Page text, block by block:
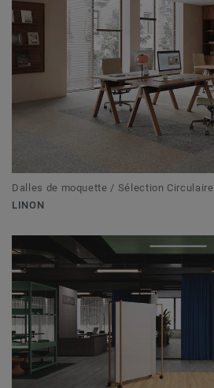
Dalles de moquette / Sélection Circulaire
LINON